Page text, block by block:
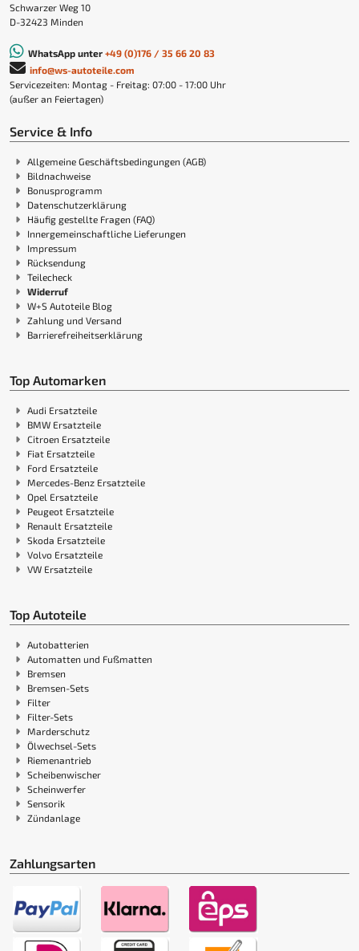
Schwarzer Weg 10
D-32423 Minden
WhatsApp unter +49 (0)176 / 35 66 20 83
info@ws-autoteile.com
Servicezeiten: Montag - Freitag: 07:00 - 17:00 Uhr
(außer an Feiertagen)
Service & Info
Allgemeine Geschäftsbedingungen (AGB)
Bildnachweise
Bonusprogramm
Datenschutzerklärung
Häufig gestellte Fragen (FAQ)
Innergemeinschaftliche Lieferungen
Impressum
Rücksendung
Teilecheck
Widerruf
W+S Autoteile Blog
Zahlung und Versand
Barrierefreiheitserklärung
Top Automarken
Audi Ersatzteile
BMW Ersatzteile
Citroen Ersatzteile
Fiat Ersatzteile
Ford Ersatzteile
Mercedes-Benz Ersatzteile
Opel Ersatzteile
Peugeot Ersatzteile
Renault Ersatzteile
Skoda Ersatzteile
Volvo Ersatzteile
VW Ersatzteile
Top Autoteile
Autobatterien
Automatten und Fußmatten
Bremsen
Bremsen-Sets
Filter
Filter-Sets
Marderschutz
Ölwechsel-Sets
Riemenantrieb
Scheibenwischer
Scheinwerfer
Sensorik
Zündanlage
Zahlungsarten